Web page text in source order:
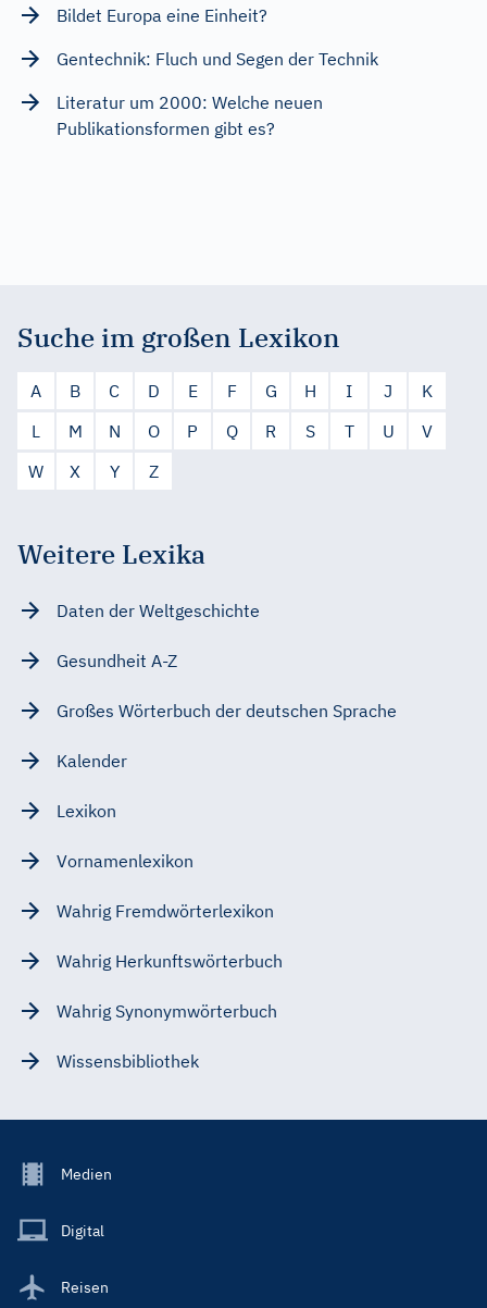
Bildet Europa eine Einheit?
Gentechnik: Fluch und Segen der Technik
Literatur um 2000: Welche neuen
Publikationsformen gibt es?
Suche im großen Lexikon
A B C D E F G H I J
K
L
M N O P Q R S T U
V
W
X Y Z
Weitere Lexika
Daten der Weltgeschichte
Gesundheit A-Z
Großes Wörterbuch der deutschen Sprache
Kalender
Lexikon
Vornamenlexikon
Wahrig Fremdwörterlexikon
Wahrig Herkunftswörterbuch
Wahrig Synonymwörterbuch
Wissensbibliothek
Footer
Main
Medien
Digital
Reisen